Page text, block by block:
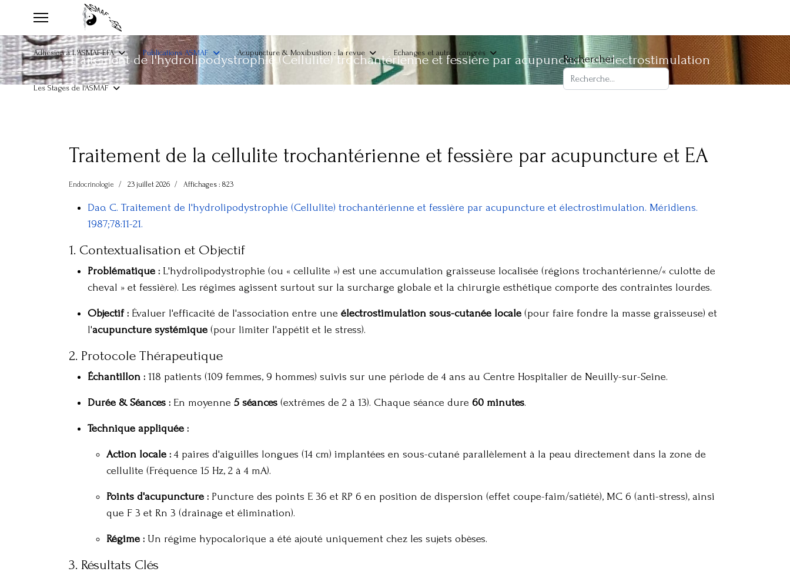
Adhésion à L'ASMAF-EFA Publications ASMAF Acupuncture & Moxibustion : la revue Echanges et autres congrès
Les Stages de l'ASMAF
Rechercher
Traitement de l'hydrolipodystrophie (Cellulite) trochantérienne et fessière par acupuncture et électrostimulation
Traitement de la cellulite trochantérienne et fessière par acupuncture et EA
Endocrinologie 23 juillet 2026 Affichages : 823
Dao. C. Traitement de l'hydrolipodystrophie (Cellulite) trochantérienne et fessière par acupuncture et électrostimulation. Méridiens.
1987;78:11-21.
1. Contextualisation et Objectif
Problématique : L'hydrolipodystrophie (ou « cellulite ») est une accumulation graisseuse localisée (régions trochantérienne/« culotte de
cheval » et fessière). Les régimes agissent surtout sur la surcharge globale et la chirurgie esthétique comporte des contraintes lourdes.
Objectif : Évaluer l'efficacité de l'association entre une électrostimulation sous-cutanée locale (pour faire fondre la masse graisseuse) et
l'acupuncture systémique (pour limiter l'appétit et le stress).
2. Protocole Thérapeutique
Échantillon : 118 patients (109 femmes, 9 hommes) suivis sur une période de 4 ans au Centre Hospitalier de Neuilly-sur-Seine.
Durée & Séances : En moyenne 5 séances (extrêmes de 2 à 13). Chaque séance dure 60 minutes.
Technique appliquée :
Action locale : 4 paires d'aiguilles longues (14 cm) implantées en sous-cutané parallèlement à la peau directement dans la zone de
cellulite (Fréquence 15 Hz, 2 à 4 mA).
Points d'acupuncture : Puncture des points E 36 et RP 6 en position de dispersion (effet coupe-faim/satiété), MC 6 (anti-stress), ainsi
que F 3 et Rn 3 (drainage et élimination).
Régime : Un régime hypocalorique a été ajouté uniquement chez les sujets obèses.
3. Résultats Clés